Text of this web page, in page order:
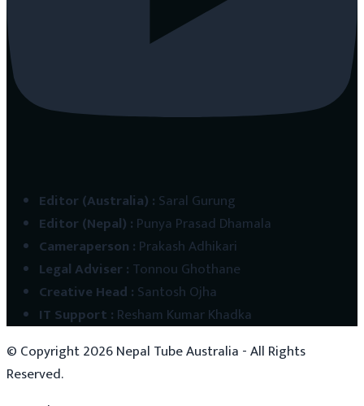
Editor (Australia) : Saral Gurung
Editor (Nepal) : Punya Prasad Dhamala
Cameraperson : Prakash Adhikari
Legal Adviser: Tonnou Ghothane
Creative Head : Santosh Ojha
IT Support : Resham Kumar Khadka
© Copyright2026Nepal Tube Australia - All Rights
Reserved.